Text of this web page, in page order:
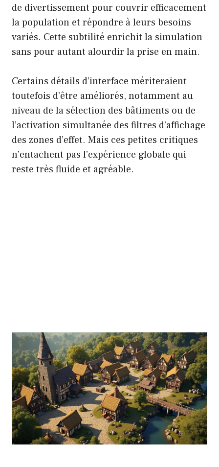
de divertissement pour couvrir efficacement
la population et répondre à leurs besoins
variés. Cette subtilité enrichit la simulation
sans pour autant alourdir la prise en main.
Certains détails d’interface mériteraient
toutefois d’être améliorés, notamment au
niveau de la sélection des bâtiments ou de
l’activation simultanée des filtres d’affichage
des zones d’effet. Mais ces petites critiques
n’entachent pas l’expérience globale qui
reste très fluide et agréable.